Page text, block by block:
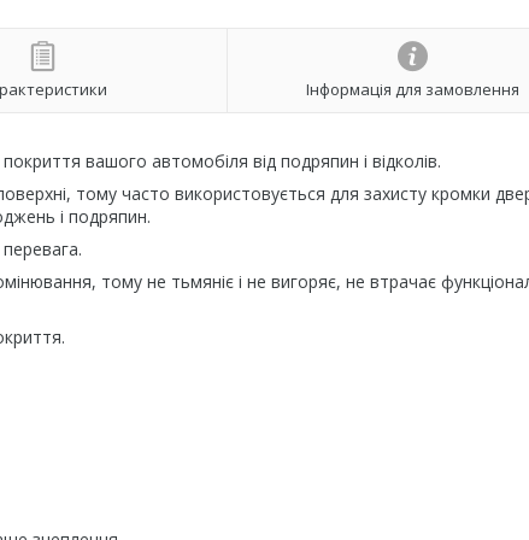
Інформація для замовлення
вашого автомобіля від подряпин і відколів.
тому часто використовується для захисту кромки
і подряпин.
тому не тьмяніє і не вигоряє, не втрачає